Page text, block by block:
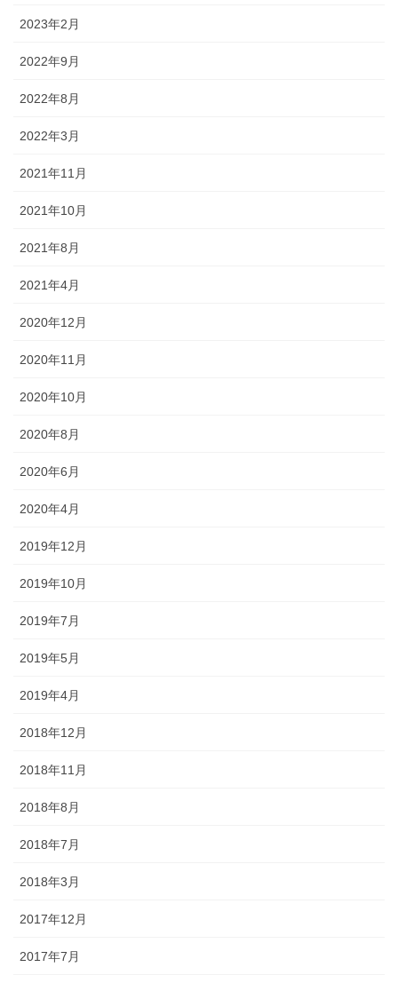
2023年2月
2022年9月
2022年8月
2022年3月
2021年11月
2021年10月
2021年8月
2021年4月
2020年12月
2020年11月
2020年10月
2020年8月
2020年6月
2020年4月
2019年12月
2019年10月
2019年7月
2019年5月
2019年4月
2018年12月
2018年11月
2018年8月
2018年7月
2018年3月
2017年12月
2017年7月